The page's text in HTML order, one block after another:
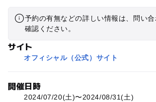
予約の有無などの詳しい情報は、問い
確認ください。
サイト
オフィシャル（公式）サイト
開催日時
2024/07/20(土)〜2024/08/31(土)